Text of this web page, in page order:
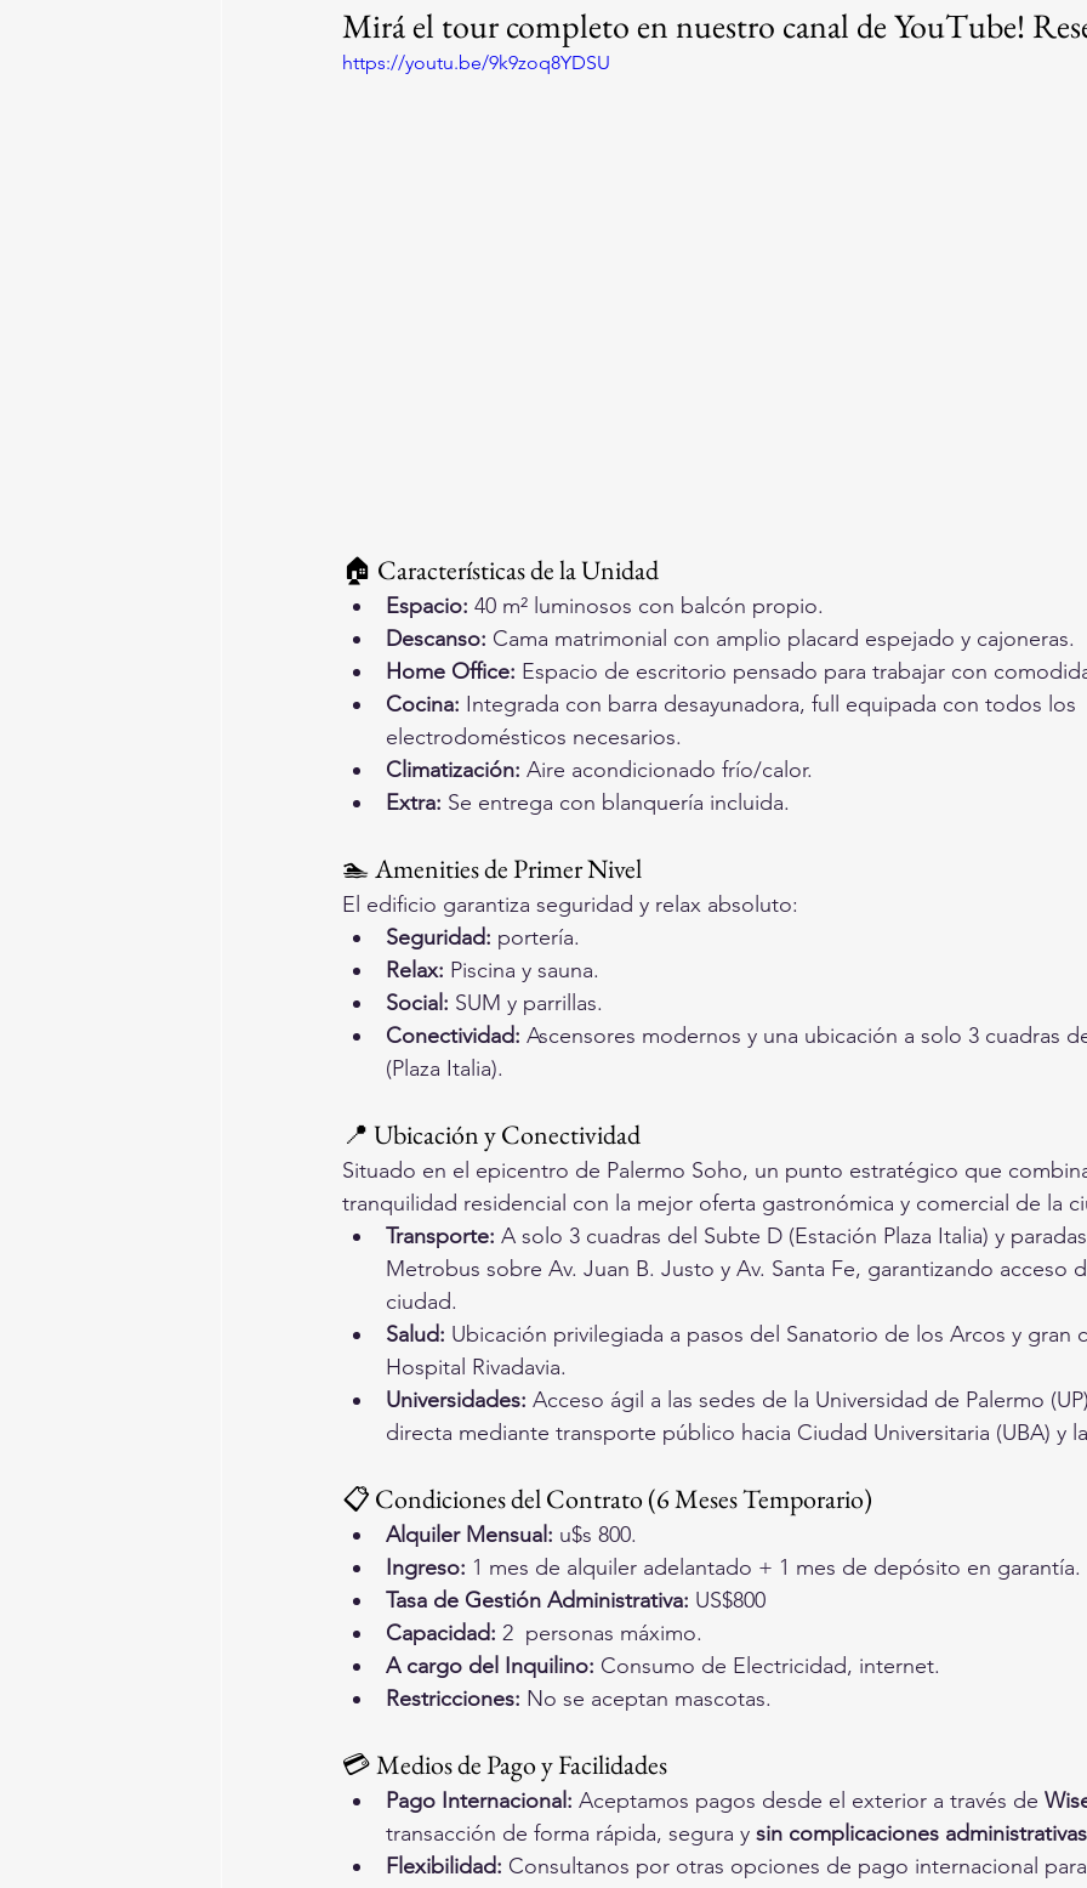
Mirá el tour completo en nuestro canal de YouTube!
https://youtu.be/9k9zoq8YDSU
🏠 Características de la Unidad
Espacio: 40 m² luminosos con balcón propio.
Descanso: Cama matrimonial con amplio placard espejado y cajoneras.
Home Office: Espacio de escritorio pensado para trabajar con
Cocina: Integrada con barra desayunadora, full equipada con todos los
electrodomésticos necesarios.
Climatización: Aire acondicionado frío/calor.
Extra: Se entrega con blanquería incluida.
🏊 Amenities de Primer Nivel
El edificio garantiza seguridad y relax absoluto:
Seguridad: portería.
Relax: Piscina y sauna.
Social: SUM y parrillas.
Conectividad: Ascensores modernos y una ubicación a solo 3 cuadras
(Plaza Italia).
📍 Ubicación y Conectividad
Situado en el epicentro de Palermo Soho, un punto estratégico que
tranquilidad residencial con la mejor oferta gastronómica y comercial de la
Transporte: A solo 3 cuadras del Subte D (Estación Plaza Italia) y
Metrobus sobre Av. Juan B. Justo y Av. Santa Fe, garantizando acceso
ciudad.
Salud: Ubicación privilegiada a pasos del Sanatorio de los Arcos y gran
Hospital Rivadavia.
Universidades: Acceso ágil a las sedes de la Universidad de Palermo
directa mediante transporte público hacia Ciudad Universitaria (UBA) y
📋 Condiciones del Contrato (6 Meses Temporario)
Alquiler Mensual: u$s 800.
Ingreso: 1 mes de alquiler adelantado + 1 mes de depósito en garantía.
Tasa de Gestión Administrativa: US$800
Capacidad: 2  personas máximo.
A cargo del Inquilino: Consumo de Electricidad, internet.
Restricciones: No se aceptan mascotas.
💳 Medios de Pago y Facilidades
Pago Internacional: Aceptamos pagos desde el exterior a través de
transacción de forma rápida, segura y sin complicaciones administrativas
Flexibilidad: Consultanos por otras opciones de pago internacional